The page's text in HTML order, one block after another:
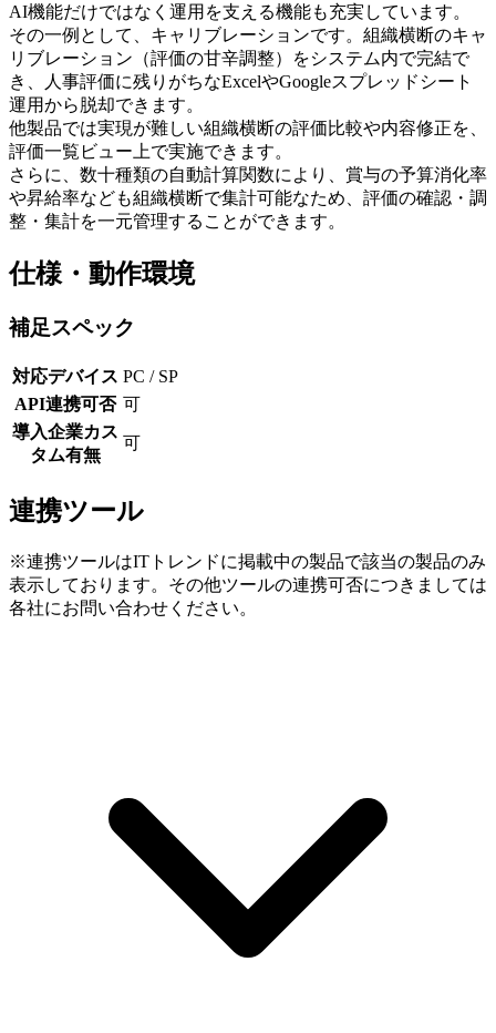
AI機能だけではなく運用を支える機能も充実しています。
その一例として、キャリブレーションです。組織横断のキャ
リブレーション（評価の甘辛調整）をシステム内で完結で
き、人事評価に残りがちなExcelやGoogleスプレッドシート
運用から脱却できます。
他製品では実現が難しい組織横断の評価比較や内容修正を、
評価一覧ビュー上で実施できます。
さらに、数十種類の自動計算関数により、賞与の予算消化率
や昇給率なども組織横断で集計可能なため、評価の確認・調
整・集計を一元管理することができます。
仕様・動作環境
補足スペック
対応デバイス PC / SP
API連携可否 可
導入企業カス
タム有無
可
連携ツール
※連携ツールはITトレンドに掲載中の製品で該当の製品のみ
表示しております。その他ツールの連携可否につきましては
各社にお問い合わせください。